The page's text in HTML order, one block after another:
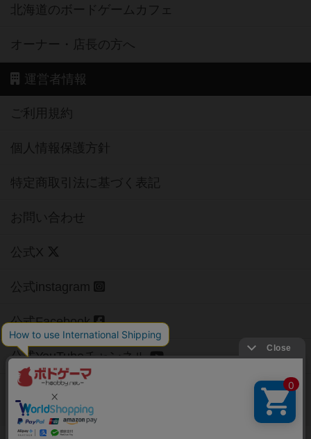
北海道のボードゲームカフェ
オーナー・店長の方へ
運営者情報
ご利用規約
個人情報保護方針
特定商取引法に基づく表記
お問い合わせ
公式X
公式instagram
公式Facebook
公式YouTubeチャンネル